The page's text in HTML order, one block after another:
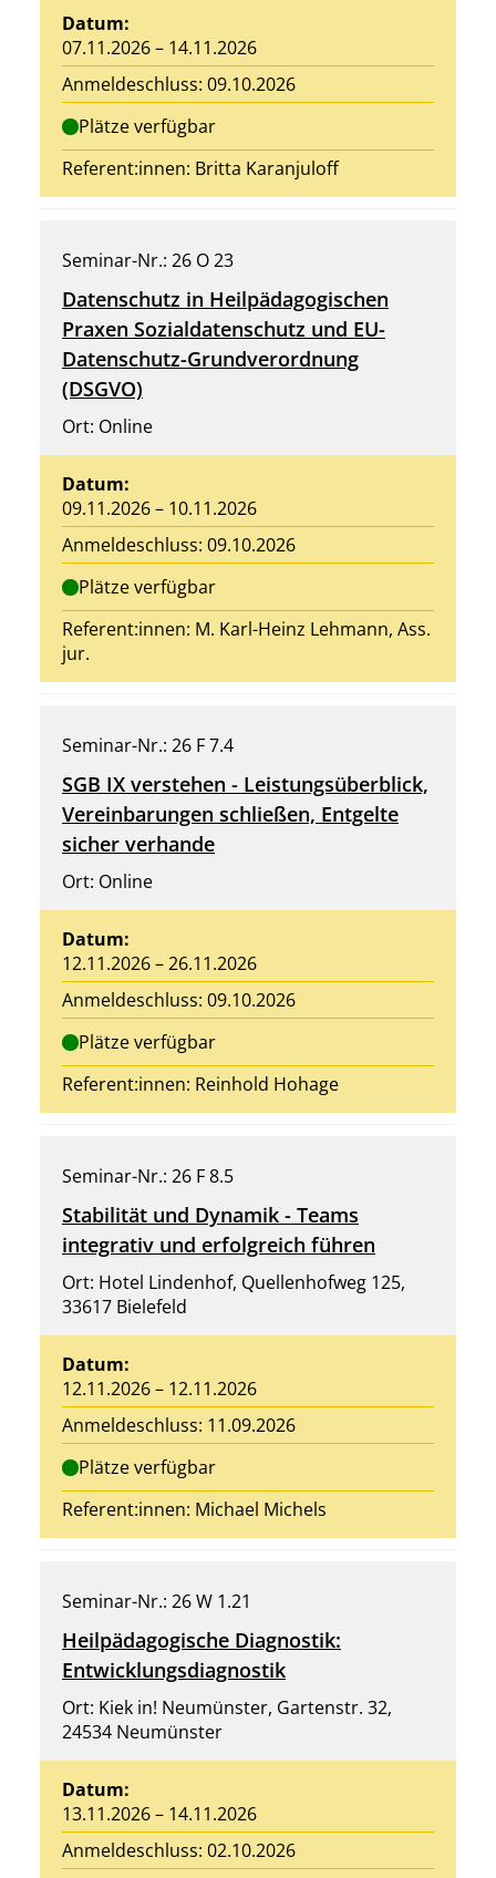
Datum:
07.11.2026 – 14.11.2026
Anmeldeschluss: 09.10.2026
Plätze verfügbar
Referent:innen: Britta Karanjuloff
Seminar-Nr.: 26 O 23
Datenschutz in Heilpädagogischen
Praxen Sozialdatenschutz und EU-
Datenschutz-Grundverordnung
(DSGVO)
Ort: Online
Datum:
09.11.2026 – 10.11.2026
Anmeldeschluss: 09.10.2026
Plätze verfügbar
Referent:innen: M. Karl-Heinz Lehmann, Ass.
jur.
Seminar-Nr.: 26 F 7.4
SGB IX verstehen - Leistungsüberblick,
Vereinbarungen schließen, Entgelte
sicher verhande
Ort: Online
Datum:
12.11.2026 – 26.11.2026
Anmeldeschluss: 09.10.2026
Plätze verfügbar
Referent:innen: Reinhold Hohage
Seminar-Nr.: 26 F 8.5
Stabilität und Dynamik - Teams
integrativ und erfolgreich führen
Ort: Hotel Lindenhof, Quellenhofweg 125,
33617 Bielefeld
Datum:
12.11.2026 – 12.11.2026
Anmeldeschluss: 11.09.2026
Plätze verfügbar
Referent:innen: Michael Michels
Seminar-Nr.: 26 W 1.21
Heilpädagogische Diagnostik:
Entwicklungsdiagnostik
Ort: Kiek in! Neumünster, Gartenstr. 32,
24534 Neumünster
Datum:
13.11.2026 – 14.11.2026
Anmeldeschluss: 02.10.2026